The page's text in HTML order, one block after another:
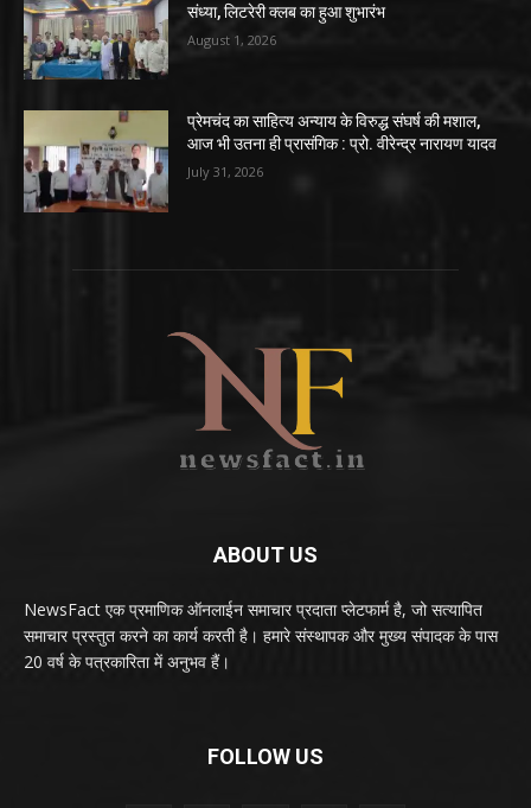
संध्या, लिटरेरी क्लब का हुआ शुभारंभ
August 1, 2026
प्रेमचंद का साहित्य अन्याय के विरुद्ध संघर्ष की मशाल,
आज भी उतना ही प्रासंगिक : प्रो. वीरेन्द्र नारायण यादव
July 31, 2026
ABOUT US
NewsFact एक प्रमाणिक ऑनलाईन समाचार प्रदाता प्लेटफार्म है, जो सत्यापित
समाचार प्रस्तुत करने का कार्य करती है। हमारे संस्थापक और मुख्य संपादक के पास
20 वर्ष के पत्रकारिता में अनुभव हैं।
FOLLOW US